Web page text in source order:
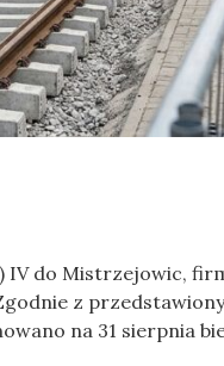
IV do Mistrzejowic,
z
na 31 sierpnia